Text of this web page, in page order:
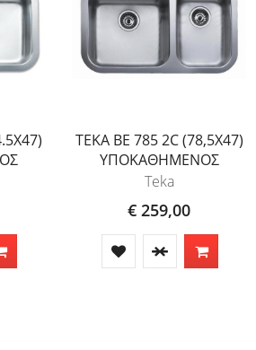
TEKA BE 785 2C (78,5X47)
ΥΠΟΚΑΘΗΜΕΝΟΣ
Teka
€ 259,00